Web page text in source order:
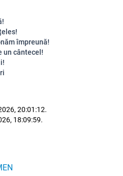
împreună!
un cântecel!
20:01:12.
18:09:59.